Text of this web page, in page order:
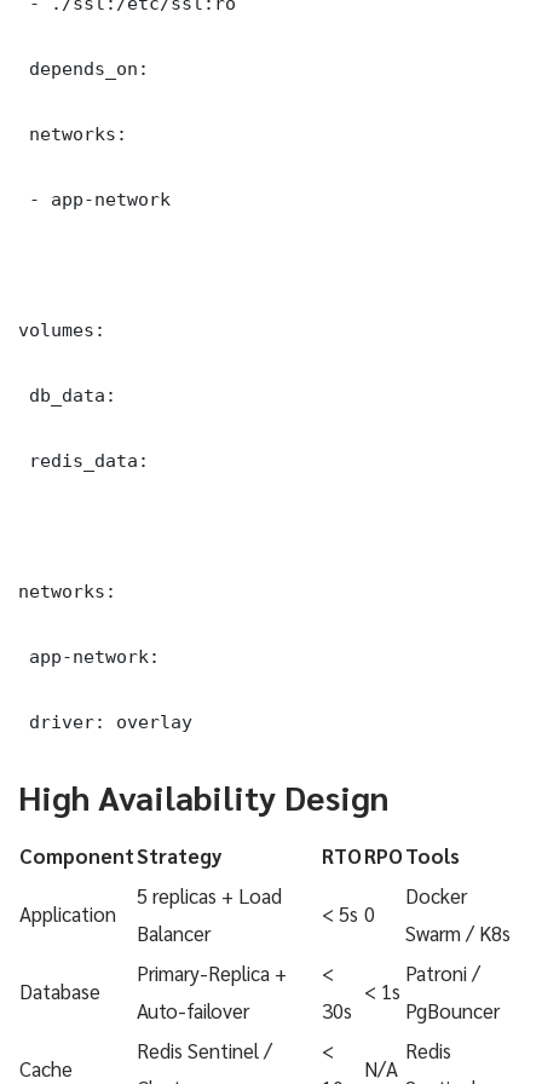
depends_on:
networks:
- app-network
volumes:
db_data:
redis_data:
networks:
app-network:
driver: overlay
High Availability Design
ComponentStrategy RTORPOTools
Application
5 replicas + Load
Balancer
< 5s 0
Docker
Swarm / K8s
Database
Primary-Replica +
Auto-failover
<
30s
< 1s
Patroni /
PgBouncer
Cache
Redis Sentinel /
<
N/A
Redis